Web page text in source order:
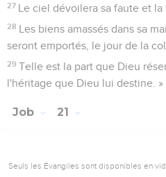
27 Le ciel dévoilera sa faute et la
28 Les biens amassés dans sa
seront emportés, le jour de la
29 Telle est la part que Dieu
l'héritage que Dieu lui destine. »
Job 21
Seuls les Évangiles sont disponibles en